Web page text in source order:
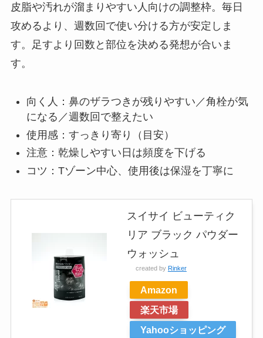
皮脂や汚れが溜まりやすい人向けの調整枠。毎日
攻めるより、週数回で使い分ける方が安定しま
す。足すより回数と部位を決める発想が合いま
す。
向く人：鼻のザラつきが残りやすい／角栓が気
になる／週数回で整えたい
使用感：すっきり寄り（目安）
注意：乾燥しやすい日は頻度を下げる
コツ：Tゾーン中心、使用後は保湿を丁寧に
スイサイ ビューティク
リア ブラック パウダー
ウォッシュ
created by Rinker
Amazon
楽天市場
Yahooショッピング